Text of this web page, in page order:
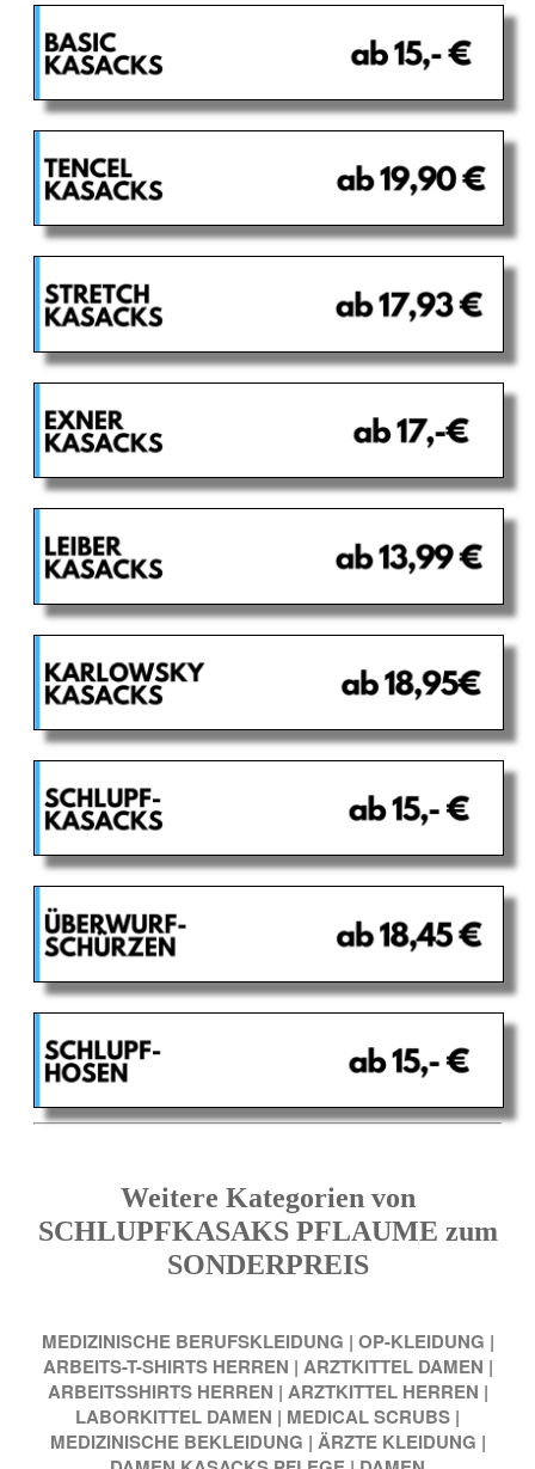
Weitere Kategorien von
SCHLUPFKASAKS PFLAUME zum
SONDERPREIS
MEDIZINISCHE BERUFSKLEIDUNG | OP-KLEIDUNG |
ARBEITS-T-SHIRTS HERREN | ARZTKITTEL DAMEN |
ARBEITSSHIRTS HERREN | ARZTKITTEL HERREN |
LABORKITTEL DAMEN | MEDICAL SCRUBS |
MEDIZINISCHE BEKLEIDUNG | ÄRZTE KLEIDUNG |